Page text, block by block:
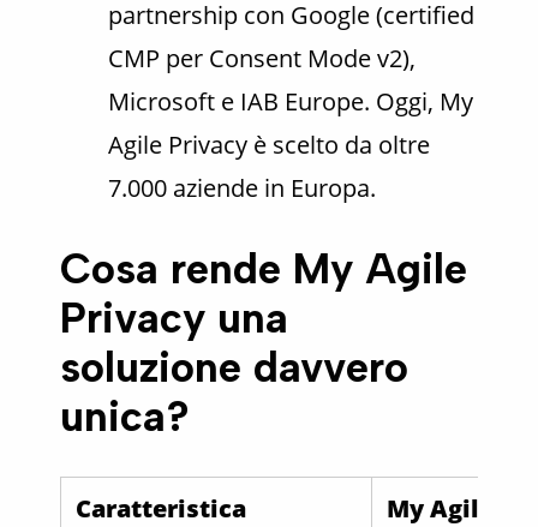
partnership con Google (certified
CMP per Consent Mode v2),
Microsoft e IAB Europe. Oggi, My
Agile Privacy è scelto da oltre
7.000 aziende in Europa.
Cosa rende My Agile
Privacy una
soluzione davvero
unica?
Caratteristica
My Agile